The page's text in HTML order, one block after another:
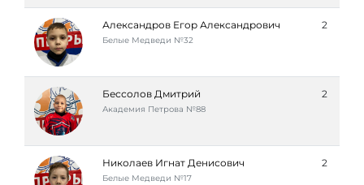
Александров Егор Александрович
Белые Медведи №32
2
Бессолов Дмитрий
Академия Петровa №88
2
Николаев Игнат Денисович
Белые Медведи №17
2